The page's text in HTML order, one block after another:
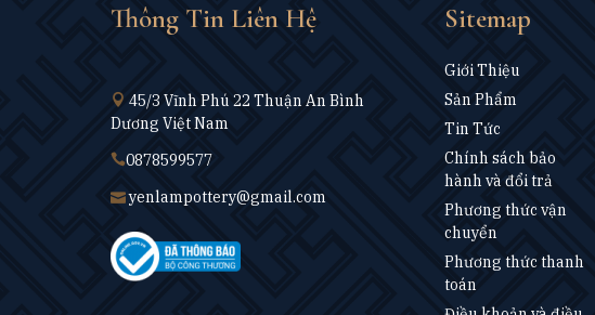
Thông Tin Liên Hệ
45/3 Vĩnh Phú 22 Thuận An Bình
Dương Việt Nam
0878599577
yenlampottery@gmail.com
Sitemap
Giới Thiệu
Sản Phẩm
Tin Tức
Chính sách bảo
hành và đổi trả
Phương thức vận
chuyển
Phương thức thanh
toán